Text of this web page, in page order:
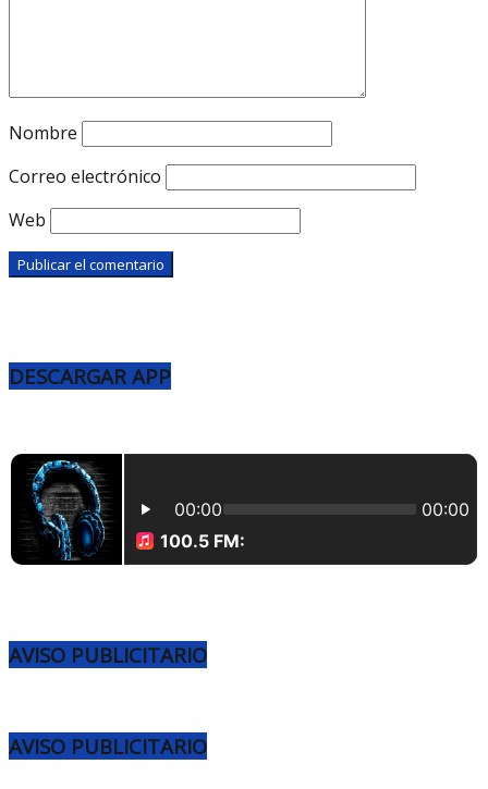
Nombre
Correo electrónico
Web
DESCARGAR APP
AVISO PUBLICITARIO
AVISO PUBLICITARIO